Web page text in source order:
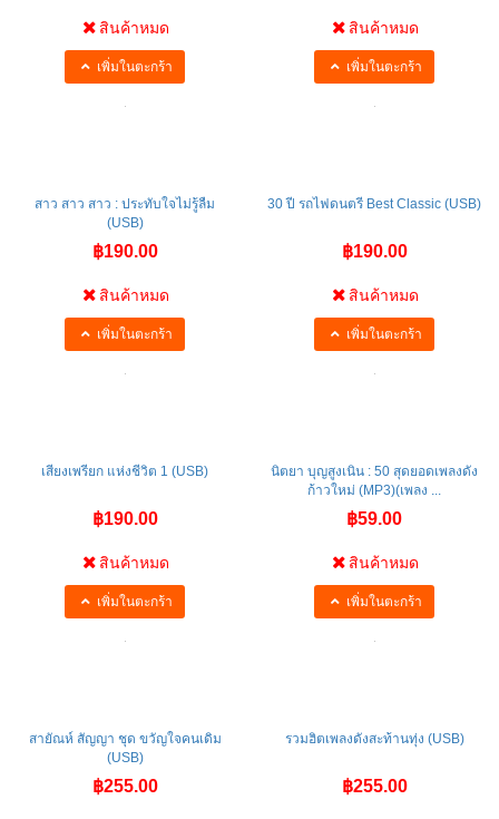
สินค้าหมด
เพิ่มในตะกร้า
สินค้าหมด
เพิ่มในตะกร้า
สาว สาว สาว : ประทับใจไม่รู้ลืม
(USB)
฿190.00
สินค้าหมด
เพิ่มในตะกร้า
30 ปี รถไฟดนตรี Best Classic (USB)
฿190.00
สินค้าหมด
เพิ่มในตะกร้า
เสียงเพรียก แห่งชีวิต 1 (USB)
฿190.00
สินค้าหมด
เพิ่มในตะกร้า
นิตยา บุญสูงเนิน : 50 สุดยอดเพลงดัง
ก้าวใหม่ (MP3)(เพลง ...
฿59.00
สินค้าหมด
เพิ่มในตะกร้า
สายัณห์ สัญญา ชุด ขวัญใจคนเดิม
(USB)
฿255.00
รวมฮิตเพลงดังสะท้านทุ่ง (USB)
฿255.00